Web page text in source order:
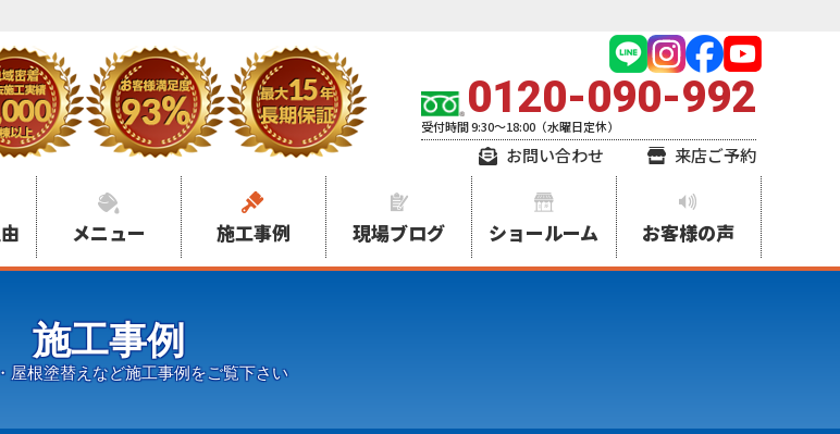
0120-090-992
受付時間 9:30～18:00（水曜日定休）
お問い合わせ 来店ご予約
メニュー 施工事例 現場ブログ ショールーム お客様の声
施工事例
屋根塗替えなど施工事例をご覧下さい